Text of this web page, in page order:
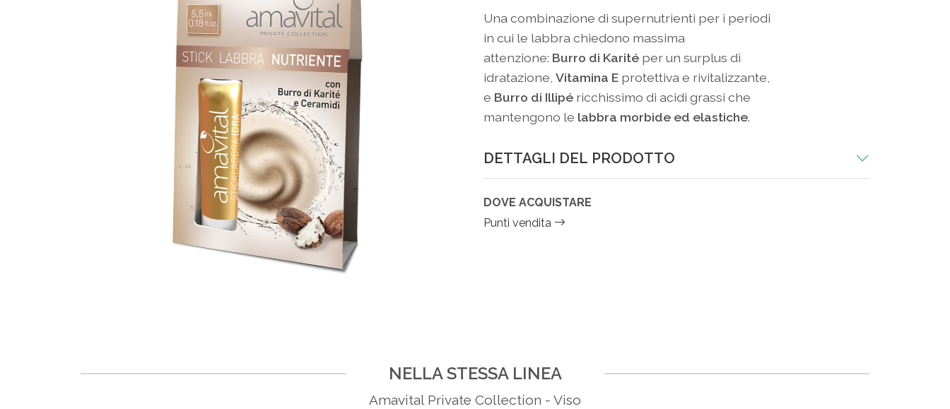
Una combinazione di supernutrienti per i periodi
in cui le labbra chiedono massima
attenzione: Burro di Karité per un surplus di
idratazione, Vitamina E protettiva e rivitalizzante,
e Burro di Illipé ricchissimo di acidi grassi che
mantengono le labbra morbide ed elastiche.
DETTAGLI DEL PRODOTTO
DOVE ACQUISTARE
Punti vendita
NELLA STESSA LINEA
Amavital Private Collection - Viso